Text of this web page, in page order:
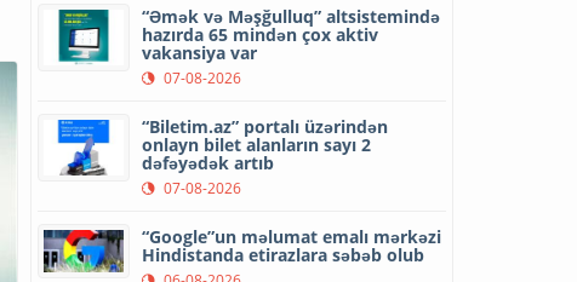
“Əmək və Məşğulluq” altsistemində
hazırda 65 mindən çox aktiv
vakansiya var
07-08-2026
“Biletim.az” portalı üzərindən
onlayn bilet alanların sayı 2
dəfəyədək artıb
07-08-2026
“Google”un məlumat emalı mərkəzi
Hindistanda etirazlara səbəb olub